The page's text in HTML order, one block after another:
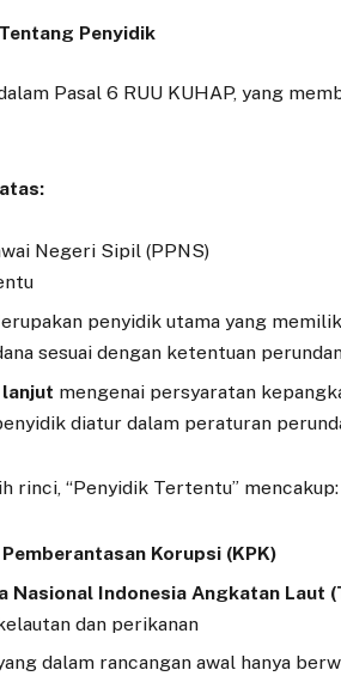
Penyidik
Pasal 6 RUU KUHAP, yang
Negeri Sipil (PPNS)
penyidik utama yang
sesuai dengan ketentuan
mengenai persyaratan
diatur dalam peraturan
rinci, “Penyidik Tertentu” mencakup:
Korupsi (KPK)
Nasional Indonesia Angkatan Laut
dan perikanan
dalam rancangan awal hanya